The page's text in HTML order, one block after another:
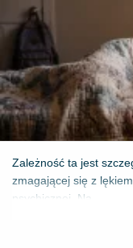
Zależność ta jest
zmagającej się z
psychicznej. Na...